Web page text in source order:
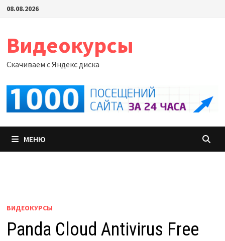
Перейти
08.08.2026
Видеокурсы
Скачиваем с Яндекс диска
МЕНЮ
ВИДЕОКУРСЫ
Panda Cloud Antivirus Free